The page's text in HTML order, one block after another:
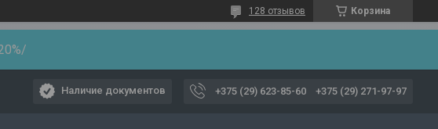
Корзина
128 отзывов
Наличие документов +375 (29) 623-85-60 +375 (29) 271-97-97